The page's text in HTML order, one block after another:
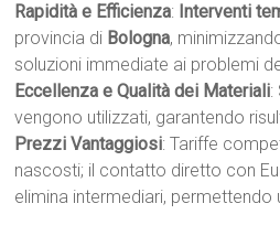
Rapidità e Efficienza: Interventi
provincia di Bologna,
soluzioni immediate ai problemi
Eccellenza e Qualità dei Materiali:
vengono utilizzati, garantendo
Prezzi Vantaggiosi: Tariffe
nascosti; il contatto diretto con
elimina intermediari,